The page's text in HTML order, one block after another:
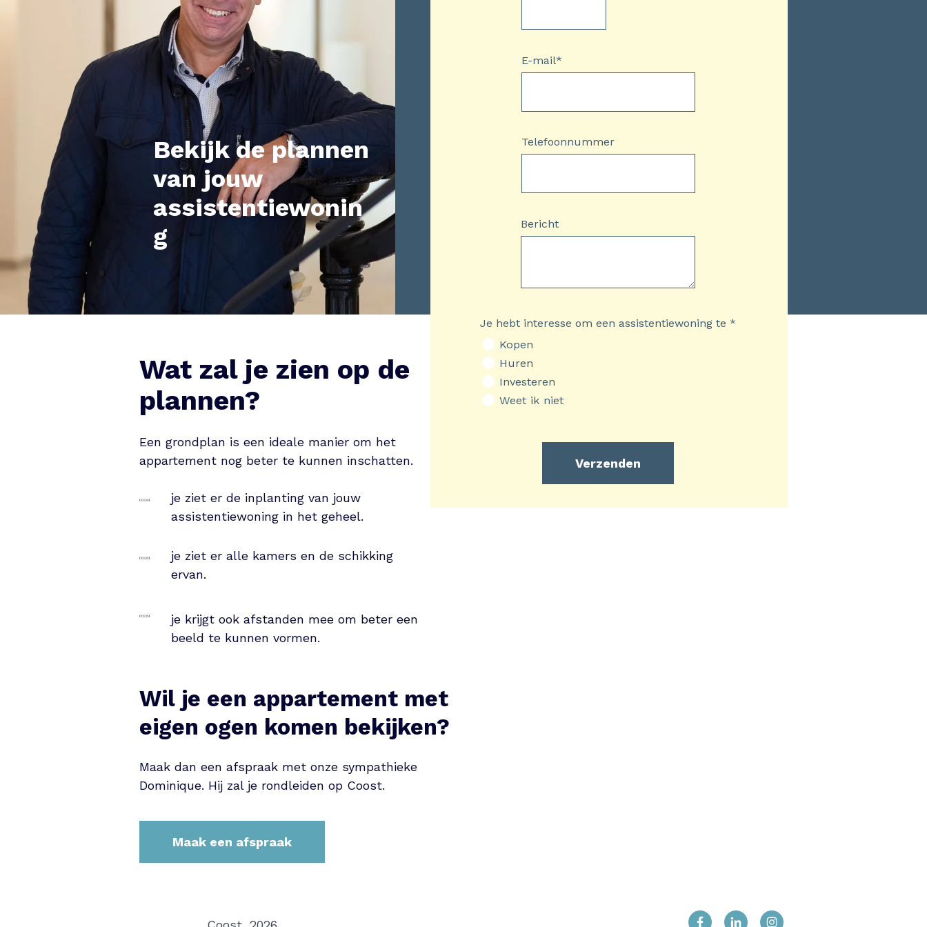
Bekijk de plannen
van jouw
assistentiewonin
g
E-mail*
Telefoonnummer
Bericht
Je hebt interesse om een assistentiewoning te*
Kopen
Huren
Investeren
Weet ik niet
Wat zal je zien op de
plannen?
Een grondplan is een ideale manier om het
appartement nog beter te kunnen inschatten.
je ziet er de inplanting van jouw
assistentiewoning in het geheel.
je ziet er alle kamers en de schikking
ervan.
je krijgt ook afstanden mee om beter een
beeld te kunnen vormen.
Wil je een appartement met
eigen ogen komen bekijken?
Maak dan een afspraak met onze sympathieke
Dominique. Hij zal je rondleiden op Coost.
Maak een afspraak